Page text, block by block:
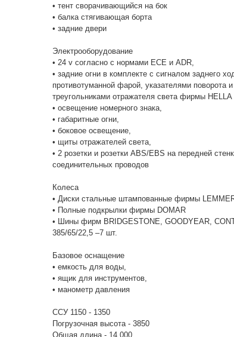
• тент сворачивающийся на бок
• балка стягивающая борта
• задние двери
Электрооборудование
• 24 v согласно с нормами ECE и ADR,
• задние огни в комплекте с сигналом заднего
противотуманной фарой, указателями поворота и
треугольниками отражателя света фирмы HELLA
• освещение номерного знака,
• габаритные огни,
• боковое освещение,
• щиты отражателей света,
• 2 розетки и розетки ABS/EBS на передней
соединительных проводов
Колеса
• Диски стальные штампованные фирмы
• Полные подкрылки фирмы DOMAR
• Шины фирм BRIDGESTONE, GOODYEAR,
385/65/22,5 –7 шт.
Базовое оснащение
• емкость для воды,
• ящик для инструментов,
• манометр давления
ССУ 1150 - 1350
Погрузочная высота - 3850
Общая длина - 14 000